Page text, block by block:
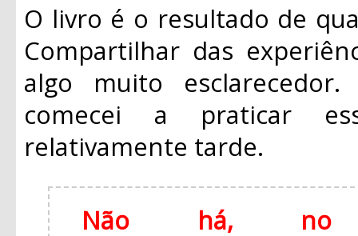
O livro é o resultado de
Compartilhar das
algo muito
comecei a praticar
relativamente tarde.
Não há, no